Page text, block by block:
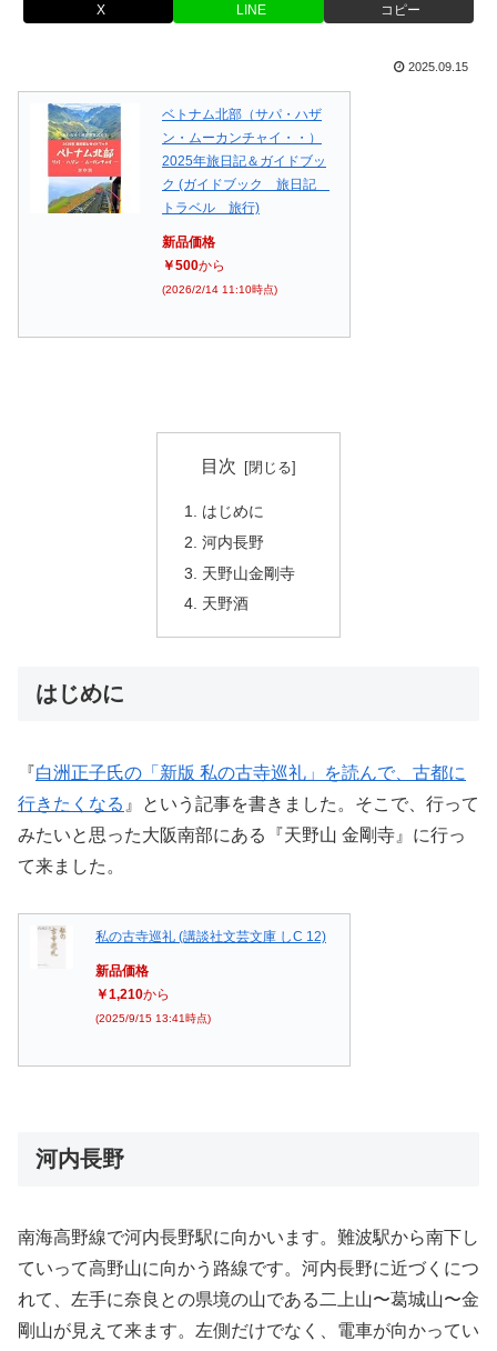
X LINE コピー
2025.09.15
ベトナム北部（サパ・ハザ
ン・ムーカンチャイ・・）
2025年旅日記＆ガイドブッ
ク (ガイドブック 旅日記
トラベル 旅行)
新品価格
￥500から
(2026/2/14 11:10時点)
目次
はじめに
河内長野
天野山金剛寺
天野酒
はじめに
『白洲正子氏の「新版 私の古寺巡礼」を読んで、古都に
行きたくなる 』という記事を書きました。そこで、行って
みたいと思った大阪南部にある『天野山 金剛寺』に行っ
て来ました。
私の古寺巡礼 (講談社文芸文庫 しC 12)
新品価格
￥1,210から
(2025/9/15 13:41時点)
河内長野
南海高野線で河内長野駅に向かいます。難波駅から南下し
ていって高野山に向かう路線です。河内長野に近づくにつ
れて、左手に奈良との県境の山である二上山〜葛城山〜金
剛山が見えて来ます。左側だけでなく、電車が向かってい